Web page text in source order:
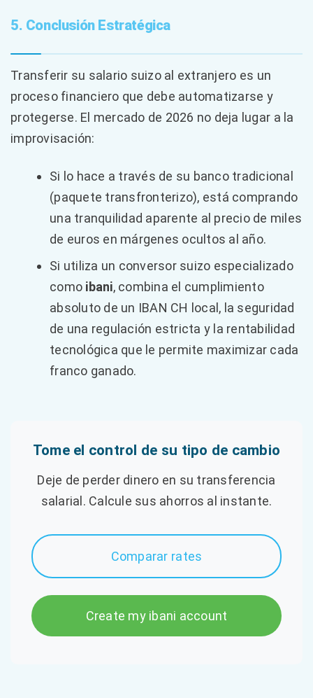
5. Conclusión Estratégica
Transferir su salario suizo al extranjero es un
proceso financiero que debe automatizarse y
protegerse. El mercado de 2026 no deja lugar a la
improvisación:
Si lo hace a través de su banco tradicional
(paquete transfronterizo), está comprando
una tranquilidad aparente al precio de miles
de euros en márgenes ocultos al año.
Si utiliza un conversor suizo especializado
como ibani, combina el cumplimiento
absoluto de un IBAN CH local, la seguridad
de una regulación estricta y la rentabilidad
tecnológica que le permite maximizar cada
franco ganado.
Tome el control de su tipo de cambio
Deje de perder dinero en su transferencia
salarial. Calcule sus ahorros al instante.
Comparar rates
Create my ibani account